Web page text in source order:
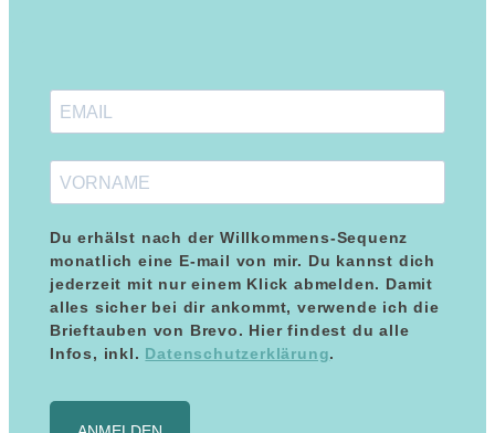
Du erhälst nach der Willkommens-Sequenz
monatlich eine E-mail von mir. Du kannst dich
jederzeit mit nur einem Klick abmelden. Damit
alles sicher bei dir ankommt, verwende ich die
Brieftauben von Brevo. Hier findest du alle
Infos, inkl. Datenschutzerklärung.
Kundenbewertungen und Erfahrungen zu